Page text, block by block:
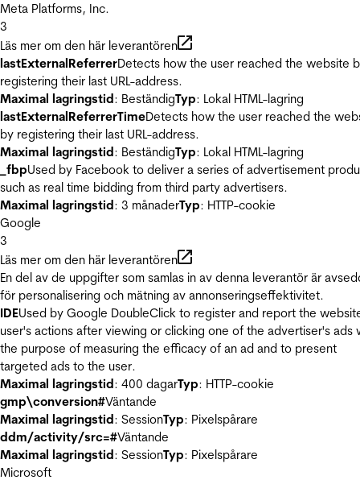
Meta Platforms, Inc.
3
Läs mer om den här leverantören
lastExternalReferrerDetects how the user reached the website
registering their last URL-address.
Maximal lagringstid: BeständigTyp: Lokal HTML-lagring
lastExternalReferrerTimeDetects how the user reached the
by registering their last URL-address.
Maximal lagringstid: BeständigTyp: Lokal HTML-lagring
_fbpUsed by Facebook to deliver a series of advertisement
such as real time bidding from third party advertisers.
Maximal lagringstid: 3 månaderTyp: HTTP-cookie
Google
3
Läs mer om den här leverantören
En del av de uppgifter som samlas in av denna leverantör är
för personalisering och mätning av annonseringseffektivitet.
IDEUsed by Google DoubleClick to register and report the
user's actions after viewing or clicking one of the advertiser's ads
the purpose of measuring the efficacy of an ad and to present
targeted ads to the user.
Maximal lagringstid: 400 dagarTyp: HTTP-cookie
gmp\conversion#Väntande
Maximal lagringstid: SessionTyp: Pixelspårare
ddm/activity/src=#Väntande
Maximal lagringstid: SessionTyp: Pixelspårare
Microsoft